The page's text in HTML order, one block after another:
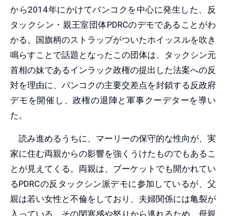
から2014年にかけてバンコクを中心に発生した、反
タックシン・親王室団体PDRCのデモであることがわ
かる。国旗柄のストラップがついたホイッスルを吹き
鳴らすことで話題となったこの団体は、タックシン元
首相の妹であるインラック政権の提出した法案への反
対を理由に、バンコクの主要交差点を封鎖する反政府
デモを開催し、政権の退陣と軍事クーデターを導い
た。
読み進めるうちに、マーリーの保守的な性向が、実
家に住む両親からの影響を強くうけたものでもあるこ
とが見えてくる。両親は、プーケットでも開かれてい
るPDRCの反タックシン派デモに参加しているが、父
親は若い女性と不倫をしており、夫婦関係には亀裂が
入っている。その閉塞感や怒りから逃れるため、母親